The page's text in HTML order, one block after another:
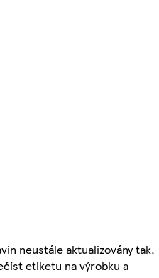
neustále aktualizovány tak,
etiketu na výrobku a